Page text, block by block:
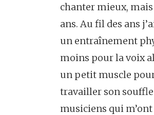
chanter mieux,
ans. Au fil des ans
un entraînement
moins pour la voix
un petit muscle
travailler son souffle
musiciens qui